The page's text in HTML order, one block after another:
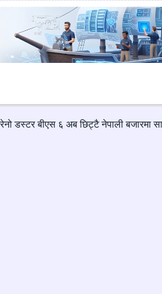
डस्टर बीएस ६ अब छिट्टै नेपाली बजारमा